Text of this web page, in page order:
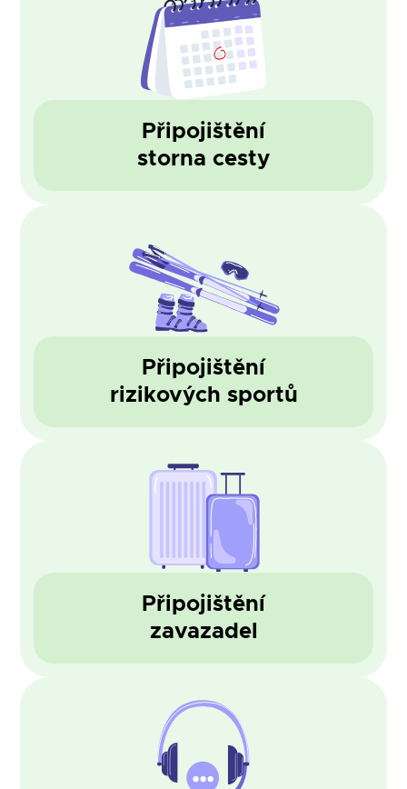
Připojištění
storna cesty
Připojištění
rizikových sportů
Připojištění
zavazadel